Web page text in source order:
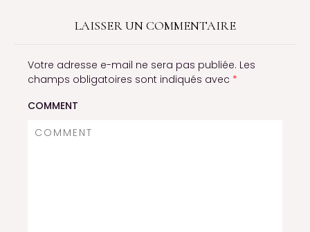
LAISSER UN COMMENTAIRE
Votre adresse e-mail ne sera pas publiée. Les
champs obligatoires sont indiqués avec *
COMMENT